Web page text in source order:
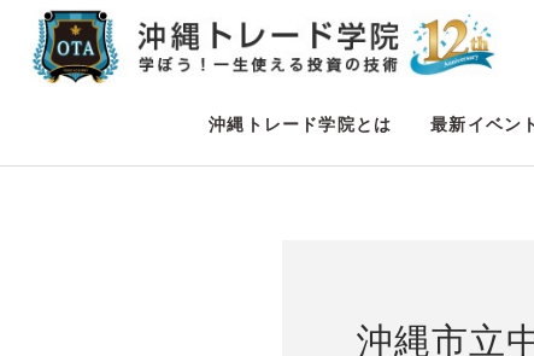
沖縄トレード学院とは 最新イベン
沖縄市立